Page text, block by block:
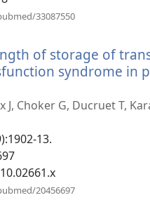
33087550
of storage of
syndrome in
J, Choker G, Ducruet T,
13.
20456697